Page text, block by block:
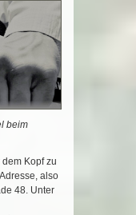
beim
Kopf zu
also
48. Unter